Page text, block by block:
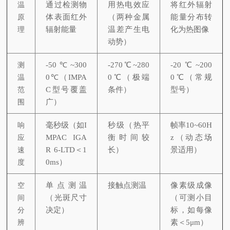
温
原
理
通过检测物
体表面红外
辐射能量
用热电效应
（两种金属
温差产生电
动势）
将红外辐射
能量分布转
化为热图像
测
温
范
围
-50℃~300
0℃（IMPA
C型号覆盖
广）
-270℃~280
0℃（极端
条件）
-20℃~200
0℃（常规
型号）
响
应
速
度
毫秒级（如I
MPAC IGA
R 6-LTD＜1
0ms）
秒级（热平
衡时间较
长）
帧率10~60H
z（动态场
景适用）
空
间
分
辨
单点测温
（光斑尺寸
决定）
接触点测温
像素级成像
（可测小目
标，如每像
素＜5μm）